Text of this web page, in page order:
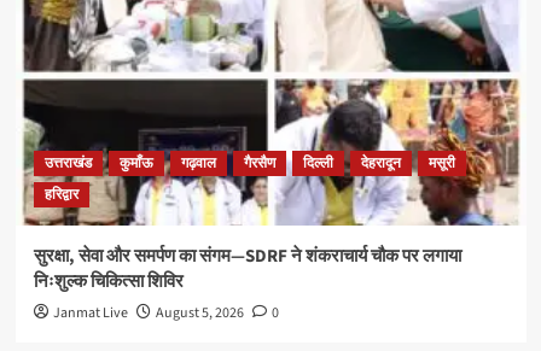
उत्तराखंड कुमाँऊ गढ़वाल गैरसैण दिल्ली देहरादून
मसूरी
हरिद्वार
सुरक्षा, सेवा और समर्पण का संगम—SDRF ने शंकराचार्य चौक पर लगाया
निःशुल्क चिकित्सा शिविर
Janmat Live August 5, 2026 0